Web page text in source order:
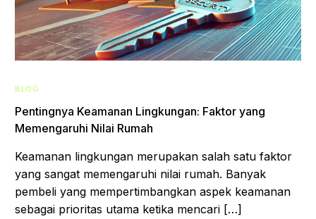
BLOG
Pentingnya Keamanan Lingkungan: Faktor yang
Memengaruhi Nilai Rumah
Keamanan lingkungan merupakan salah satu faktor
yang sangat memengaruhi nilai rumah. Banyak
pembeli yang mempertimbangkan aspek keamanan
sebagai prioritas utama ketika mencari […]